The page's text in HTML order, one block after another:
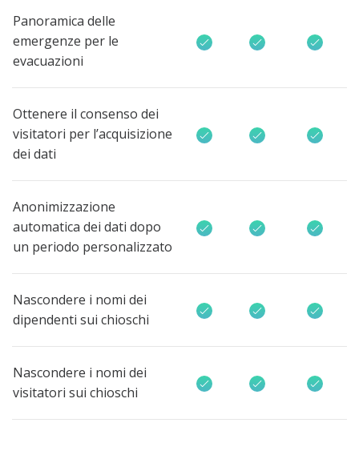
Panoramica delle
emergenze per le
evacuazioni
Ottenere il consenso dei
visitatori per l’acquisizione
dei dati
Anonimizzazione
automatica dei dati dopo
un periodo personalizzato
Nascondere i nomi dei
dipendenti sui chioschi
Nascondere i nomi dei
visitatori sui chioschi